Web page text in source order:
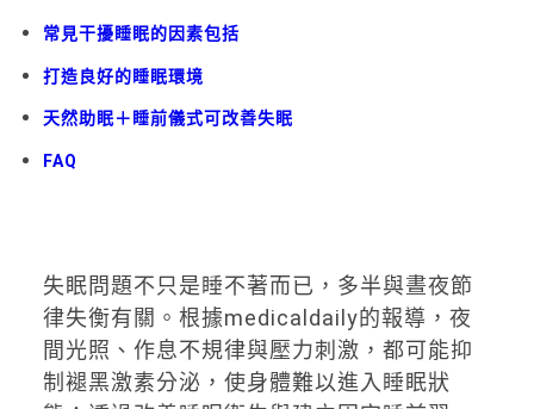
常見干擾睡眠的因素包括
打造良好的睡眠環境
天然助眠＋睡前儀式可改善失眠
FAQ
失眠問題不只是睡不著而已，多半與晝夜節
律失衡有關。根據medicaldaily的報導，夜
間光照、作息不規律與壓力刺激，都可能抑
制褪黑激素分泌，使身體難以進入睡眠狀